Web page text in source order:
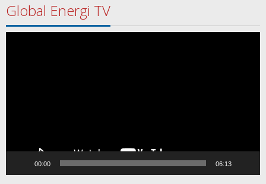
Global Energi TV
00:00 06:13